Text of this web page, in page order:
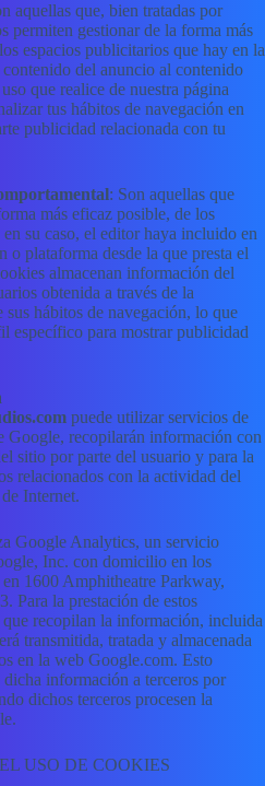
aquellas que, bien tratadas por
permiten gestionar de la forma más
espacios publicitarios que hay en la
del anuncio al contenido
que realice de nuestra página
tus hábitos de navegación en
publicidad relacionada con tu
: Son aquellas que
más eficaz posible, de los
su caso, el editor haya incluido en
o plataforma desde la que presta el
almacenan información del
obtenida a través de la
hábitos de navegación, lo que
específico para mostrar publicidad
puede utilizar servicios de
Google, recopilarán información con
sitio por parte del usuario y para la
relacionados con la actividad del
Internet.
Google Analytics, un servicio
Inc. con domicilio en los
1600 Amphitheatre Parkway,
Para la prestación de estos
recopilan la información, incluida
transmitida, tratada y almacenada
en la web Google.com. Esto
información a terceros por
dichos terceros procesen la
USO DE COOKIES